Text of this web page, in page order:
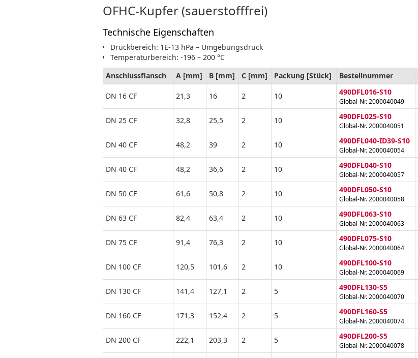
OFHC-Kupfer (sauerstofffrei)
Technische Eigenschaften
Druckbereich: 1E-13 hPa – Umgebungsdruck
Temperaturbereich: -196 – 200 °C
Anschlussflansch
A [mm] B [mm] C [mm] Packung [Stück] Bestellnummer
DN 16 CF 21,3 16 2 10 490DFL016-S10
Global-Nr. 2000040049
DN 25 CF 32,8 25,5 2 10 490DFL025-S10
Global-Nr. 2000040051
DN 40 CF 48,2 39 2 10 490DFL040-ID39-S10
Global-Nr. 2000040054
DN 40 CF 48,2 36,6 2 10 490DFL040-S10
Global-Nr. 2000040057
DN 50 CF 61,6 50,8 2 10 490DFL050-S10
Global-Nr. 2000040058
DN 63 CF 82,4 63,4 2 10 490DFL063-S10
Global-Nr. 2000040063
DN 75 CF 91,4 76,3 2 10 490DFL075-S10
Global-Nr. 2000040064
DN 100 CF 120,5 101,6 2 10 490DFL100-S10
Global-Nr. 2000040069
DN 130 CF 141,4 127,1 2 5 490DFL130-S5
Global-Nr. 2000040070
DN 160 CF 171,3 152,4 2 5 490DFL160-S5
Global-Nr. 2000040074
DN 200 CF 222,1 203,3 2 5 490DFL200-S5
Global-Nr. 2000040078